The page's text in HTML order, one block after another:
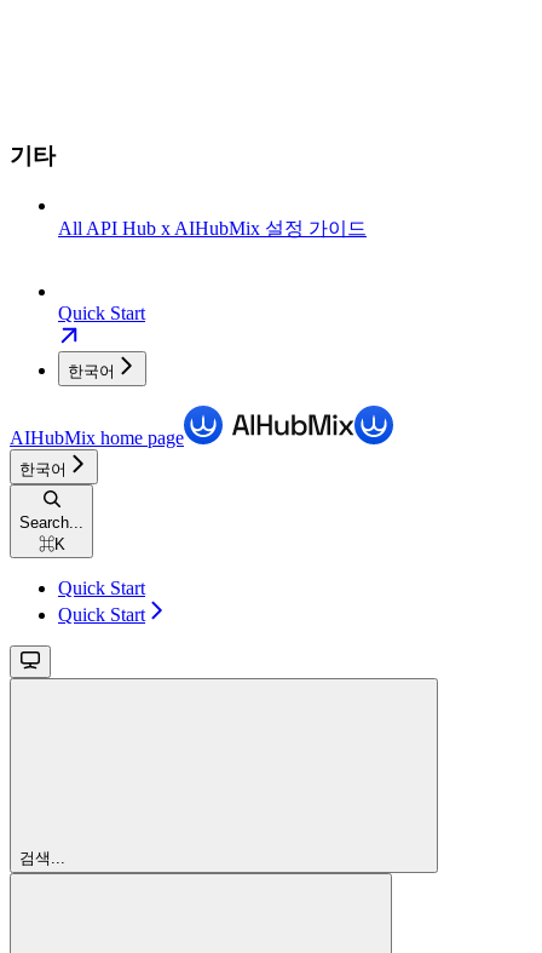
기타
All API Hub x AIHubMix 설정 가이드
Quick Start
한국어
AIHubMix home page
한국어
Search...
⌘K
Quick Start
Quick Start
검색...